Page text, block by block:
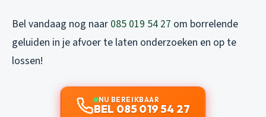
Bel vandaag nog naar 085 019 54 27 om borrelende
geluiden in je afvoer te laten onderzoeken en op te
lossen!
NU BEREIKBAAR
BEL 085 019 54 27